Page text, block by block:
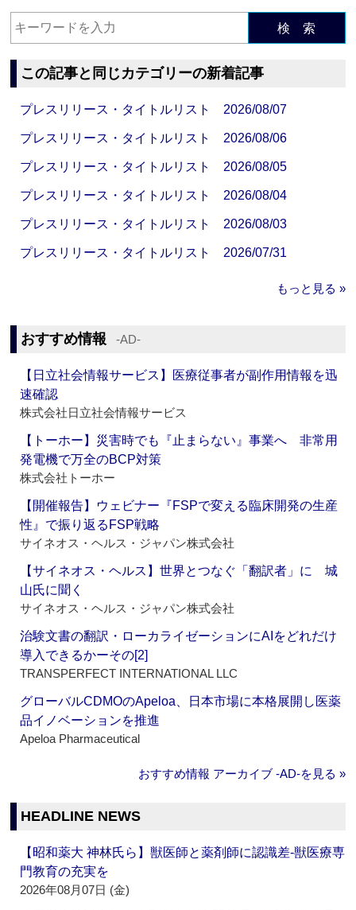
検 索
この記事と同じカテゴリーの新着記事
プレスリリース・タイトルリスト 2026/08/07
プレスリリース・タイトルリスト 2026/08/06
プレスリリース・タイトルリスト 2026/08/05
プレスリリース・タイトルリスト 2026/08/04
プレスリリース・タイトルリスト 2026/08/03
プレスリリース・タイトルリスト 2026/07/31
もっと見る »
おすすめ情報 ‐AD‐
【日立社会情報サービス】医療従事者が副作用情報を迅
速確認
株式会社日立社会情報サービス
【トーホー】災害時でも『止まらない』事業へ 非常用
発電機で万全のBCP対策
株式会社トーホー
【開催報告】ウェビナー『FSPで変える臨床開発の生産
性』で振り返るFSP戦略
サイネオス・ヘルス・ジャパン株式会社
【サイネオス・ヘルス】世界とつなぐ「翻訳者」に 城
山氏に聞く
サイネオス・ヘルス・ジャパン株式会社
治験文書の翻訳・ローカライゼーションにAIをどれだけ
導入できるかーその[2]
TRANSPERFECT INTERNATIONAL LLC
グローバルCDMOのApeloa、日本市場に本格展開し医薬
品イノベーションを推進
Apeloa Pharmaceutical
おすすめ情報 アーカイブ ‐AD‐を見る »
HEADLINE NEWS
【昭和薬大 神林氏ら】獣医師と薬剤師に認識差‐獣医療専
門教育の充実を
2026年08月07日 (金)